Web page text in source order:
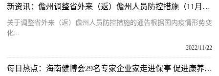
新资讯：儋州调整省外来（返）儋州人员防控措施（11月22日0时更新）
关于调整省外来（返）儋州人员防控措施的通告根据国内疫情形势变
化...
2022/11/22
每日热点：海南健博会29名专家企业家走进保亭 促进康养产业投资落地